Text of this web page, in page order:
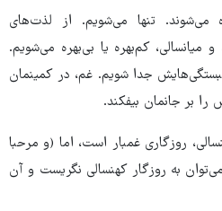
می‌شوند. تنها می‌شویم. از لذت‌های
و میانسالی، کم‌بهره یا بی‌بهره می‌شویم.
جدا شویم. غم، در کمینمان
بر جانمان بیفکند.
روزگاری غمبار است، اما (و مرحبا
به روزگار کهنسالی نگریست و آن